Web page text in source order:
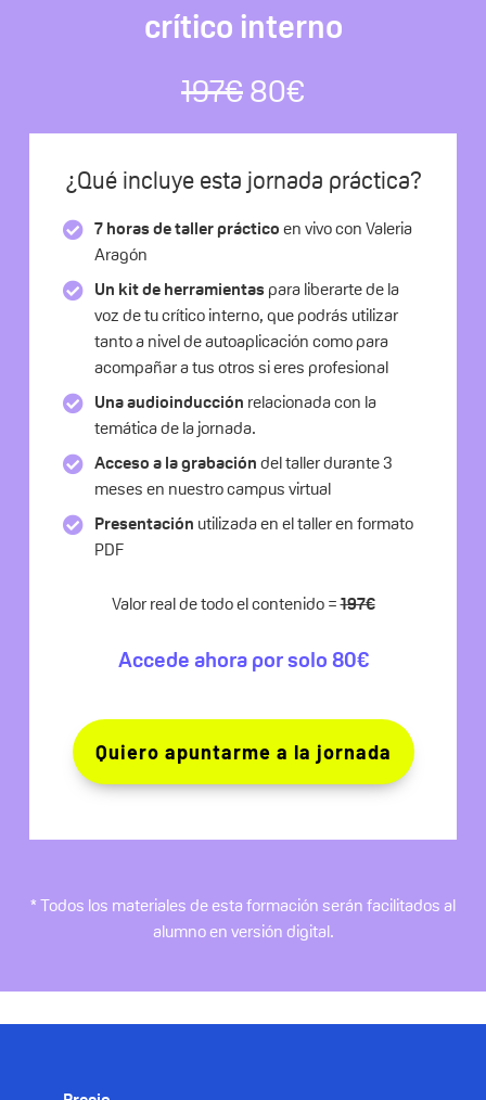
crítico interno
197€80€
¿Qué incluye esta jornada práctica?
7 horas de taller prácticoen vivo con Valeria
Aragón
Un kit de herramientaspara liberarte de la
voz de tu crítico interno, que podrás utilizar
tanto a nivel de autoaplicación como para
acompañar a tus otros si eres profesional
Una audioinducción relacionada con la
temática de la jornada.
Acceso a la grabacióndel taller durante 3
meses en nuestro campus virtual
Presentación utilizada en el taller en formato
PDF
Valor real de todo el contenido =197€
Accede ahora por solo 80€
Quiero apuntarme a la jornada
* Todos los materiales de esta formación serán facilitados al
alumno en versión digital.